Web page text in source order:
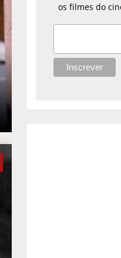
os filmes do